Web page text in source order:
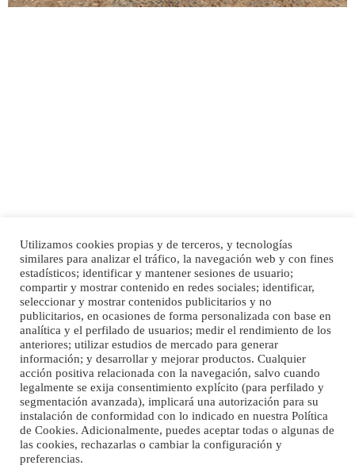
SHIBA PERDIDO AVDA JOSE MESA Y LOPEZ
PERRO MACHO RAZA SHIBA CON MICROCHIP PERDIDO HOY 06/07/2025 ZONA
MESA Y LOPEZ. ES MUY ASUSTADIZO
Leales.org » Gran Canaria | 6.7.2025
Ninfa perdida
El día 5 se los perdió una ninfa papillera, asustada tiene miedo a la calle, se
Inicio Publicidad
Política de privacidad
Aviso Legal
Cláusula de Cookies
Enlaces de interés
Utilizamos cookies propias y de terceros, y tecnologías
similares para analizar el tráfico, la navegación web y con fines
estadísticos; identificar y mantener sesiones de usuario;
compartir y mostrar contenido en redes sociales; identificar,
seleccionar y mostrar contenidos publicitarios y no
publicitarios, en ocasiones de forma personalizada con base en
analítica y el perfilado de usuarios; medir el rendimiento de los
anteriores; utilizar estudios de mercado para generar
información; y desarrollar y mejorar productos. Cualquier
acción positiva relacionada con la navegación, salvo cuando
legalmente se exija consentimiento explícito (para perfilado y
segmentación avanzada), implicará una autorización para su
instalación de conformidad con lo indicado en nuestra Política
de Cookies. Adicionalmente, puedes aceptar todas o algunas de
las cookies, rechazarlas o cambiar la configuración y
preferencias.